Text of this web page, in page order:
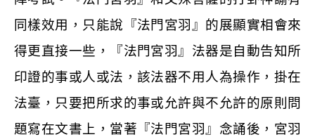
同樣效用，只能說『法門宮羽』的展顯實相會來
得更直接一些，『法門宮羽』法器是自動告知所
印證的事或人或法，該法器不用人為操作，掛在
法臺，只要把所求的事或允許與不允許的原則問
題寫在文書上，當著『法門宮羽』念誦後，宮羽